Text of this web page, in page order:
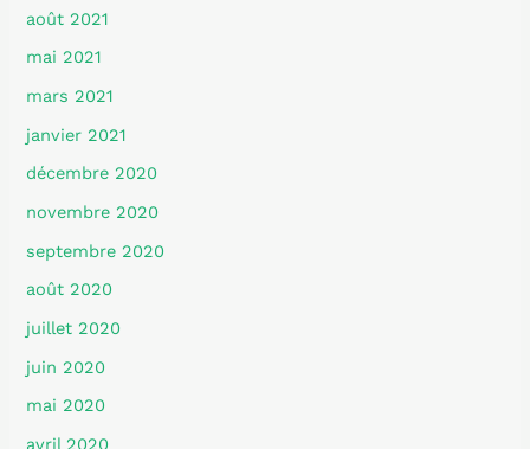
août 2021
mai 2021
mars 2021
janvier 2021
décembre 2020
novembre 2020
septembre 2020
août 2020
juillet 2020
juin 2020
mai 2020
avril 2020